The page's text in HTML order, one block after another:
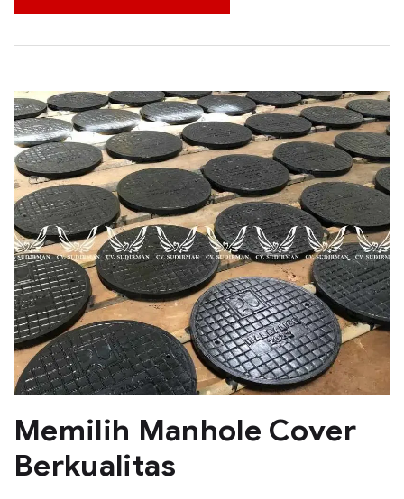
Memilih Manhole Cover
Berkualitas